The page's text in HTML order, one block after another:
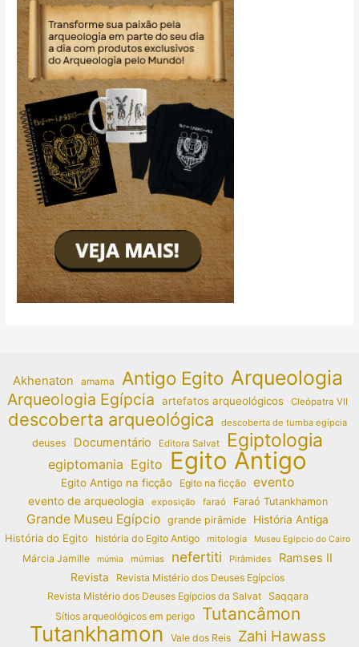
Akhenaton amarna Antigo Egito Arqueologia
Arqueologia Egípcia artefatos arqueológicos Cleópatra VII
descoberta arqueológica descoberta de tumba egípcia
deuses Documentário Editora Salvat Egiptologia
egiptomania Egito Egito Antigo
Egito Antigo na ficção Egito na ficção evento
evento de arqueologia exposição faraó Faraó Tutankhamon
Grande Museu Egípcio grande pirâmide
História Antiga
História do Egito
história do Egito Antigo mitologia Museu Egípcio do Cairo
Márcia Jamille múmia múmias nefertiti Pirâmides Ramses II
Revista
Revista Mistério dos Deuses Egípcios
Revista Mistério dos Deuses Egípcios da Salvat
Saqqara
Sítios arqueológicos em perigo
Tutancâmon
Tutankhamon Vale dos Reis Zahi Hawass